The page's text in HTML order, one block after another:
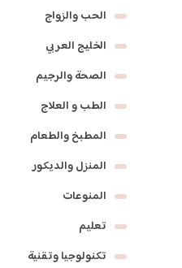
الحب والزواج
الخليج العربي
الصحة والرجيم
الطب و العلاج
المطبخ والطعام
المنزل والديكور
المنوعات
تعليم
تكنولوجيا وتقنية